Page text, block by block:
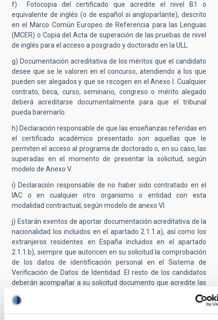
f) Fotocopia del certificado que acredite el nivel B1 o
equivalente de inglés (o de español si angloparlante), descrito
en el Marco Común Europeo de Referencia para las Lenguas
(MCER) o Copia del Acta de superación de las pruebas de nivel
de inglés para el acceso a posgrado y doctorado en la ULL.
g) Documentación acreditativa de los méritos que el candidato
desee que se le valoren en el concurso, atendiendo a los que
pueden ser alegados y que se recogen en el Anexo I. Cualquier
contrato, beca, curso, seminario, congreso o mérito alegado
deberá acreditarse documentalmente para que el tribunal
pueda baremarlo.
h) Declaración responsable de que las enseñanzas referidas en
el certificado académico presentado son aquellas que le
permiten el acceso al programa de doctorado o, en su caso, las
superadas en el momento de presentar la solicitud, según
modelo de Anexo V.
i) Declaración responsable de no haber sido contratado en el
IAC o en cualquier otro organismo o entidad con esta
modalidad contractual, según modelo de anexo VI.
j) Estarán exentos de aportar documentación acreditativa de la
nacionalidad los incluidos en el apartado 2.1.1.a), así como los
extranjeros residentes en España incluidos en el apartado
2.1.1.b), siempre que autoricen en su solicitud la comprobación
de los datos de identificación personal en el Sistema de
Verificación de Datos de Identidad. El resto de los candidatos
deberán acompañar a su solicitud documento que acredite las